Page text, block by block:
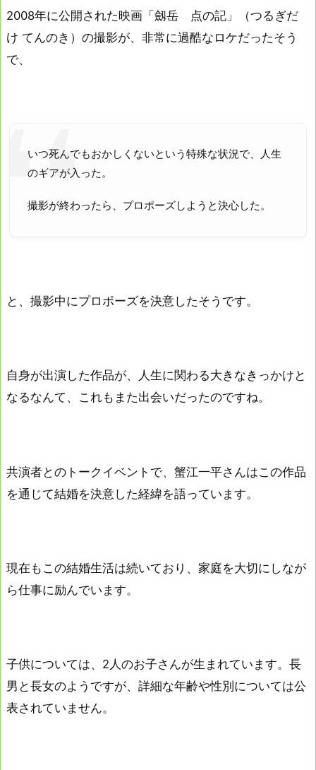
2008年に公開された映画「劔岳 点の記」（つるぎだ
け てんのき）の撮影が、非常に過酷なロケだったそう
で、
いつ死んでもおかしくないという特殊な状況で、人生
のギアが入った。
撮影が終わったら、プロポーズしようと決心した。
と、撮影中にプロポーズを決意したそうです。
自身が出演した作品が、人生に関わる大きなきっかけと
なるなんて、これもまた出会いだったのですね。
共演者とのトークイベントで、蟹江一平さんはこの作品
を通じて結婚を決意した経緯を語っています。
現在もこの結婚生活は続いており、家庭を大切にしなが
ら仕事に励んでいます。
子供については、2人のお子さんが生まれています。長
男と長女のようですが、詳細な年齢や性別については公
表されていません。